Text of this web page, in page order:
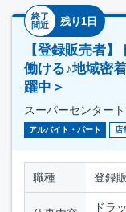
終了
間近
残り1日
【登録販売者
働ける♪地域密
躍中＞
スーパーセンター
アルバイト・パート 店
職種 登録
ドラ